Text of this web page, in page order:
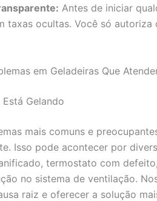
Antes de iniciar
taxas ocultas. Você só
em Geladeiras Que
Gelando
mais comuns e
Isso pode acontecer por
termostato com
no sistema de ventilação.
raiz e oferecer a solução